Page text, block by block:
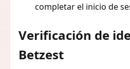
completar el inicio de
Verificación de
Betzest